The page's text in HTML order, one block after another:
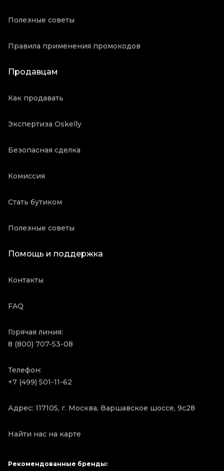
Полезные советы
Правила применения промокодов
Продавцам
Как продавать
Экспертиза Oskelly
Безопасная сделка
Комиссия
Стать бутиком
Полезные советы
Помощь и поддержка
Контакты
FAQ
Горячая линия:
8 (800) 707-53-08
Телефон:
+7 (499) 501-11-62
Адрес: 117105, г. Москва, Варшавское шоссе, 9с28
Найти нас на карте
Рекомендованные бренды: